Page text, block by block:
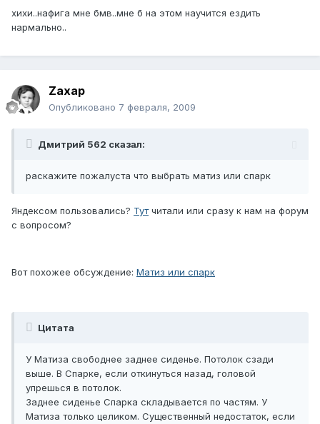
хихи..нафига мне бмв..мне б на этом научится ездить
нармально..
Zaxap
Опубликовано 7 февраля, 2009
Дмитрий 562 сказал:
раскажите пожалуста что выбрать матиз или спарк
Яндексом пользовались? Тутчитали или сразу к нам на форум
с вопросом?
Вот похожее обсуждение: Матиз или спарк
Цитата
У Матиза свободнее заднее сиденье. Потолок сзади
выше. В Спарке, если откинуться назад, головой
упрешься в потолок.
Заднее сиденье Спарка складывается по частям. У
Матиза только целиком. Существенный недостаток, если